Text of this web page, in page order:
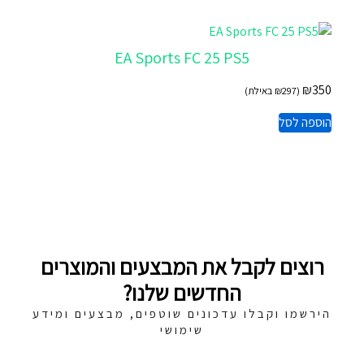
EA Sports FC 25 PS5
₪350
(
₪297 באילת)
הוספה לסל
רוצים לקבל את המבצעים והמוצרים
החדשים שלנו?
הירשמו וקבלו עדכונים שוטפים, מבצעים ומידע
שימושי